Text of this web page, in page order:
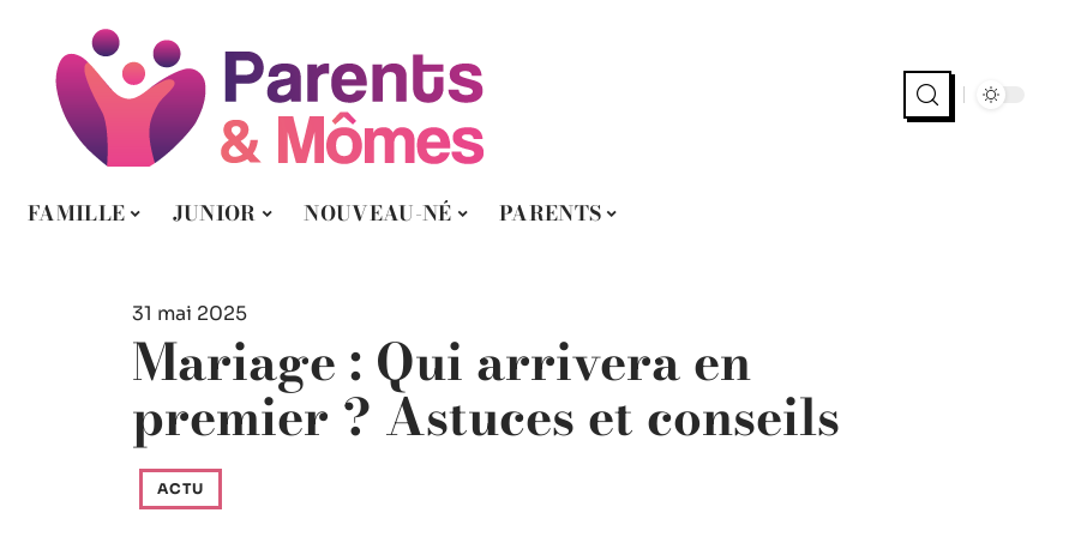
FAMILLE JUNIOR NOUVEAU-NÉ PARENTS
31 mai 2025
Mariage : Qui arrivera en
premier ? Astuces et conseils
ACTU